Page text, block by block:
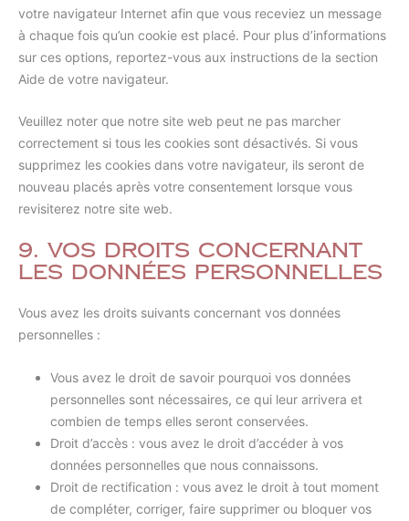
votre navigateur Internet afin que vous receviez un message
à chaque fois qu’un cookie est placé. Pour plus d’informations
sur ces options, reportez-vous aux instructions de la section
Aide de votre navigateur.
Veuillez noter que notre site web peut ne pas marcher
correctement si tous les cookies sont désactivés. Si vous
supprimez les cookies dans votre navigateur, ils seront de
nouveau placés après votre consentement lorsque vous
revisiterez notre site web.
9. Vos droits concernant
les données personnelles
Vous avez les droits suivants concernant vos données
personnelles :
Vous avez le droit de savoir pourquoi vos données
personnelles sont nécessaires, ce qui leur arrivera et
combien de temps elles seront conservées.
Droit d’accès : vous avez le droit d’accéder à vos
données personnelles que nous connaissons.
Droit de rectification : vous avez le droit à tout moment
de compléter, corriger, faire supprimer ou bloquer vos